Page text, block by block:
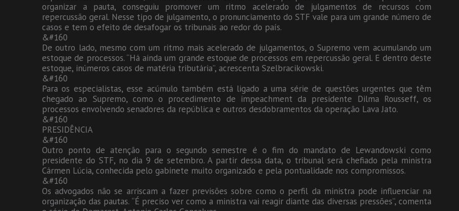
organizar a pauta, conseguiu promover um ritmo acelerado de julgamentos de recursos com
repercussão geral. Nesse tipo de julgamento, o pronunciamento do STF vale para um grande número de
casos e tem o efeito de desafogar os tribunais ao redor do país.
&#160
De outro lado, mesmo com um ritmo mais acelerado de julgamentos, o Supremo vem acumulando um
estoque de processos. “Há ainda um grande estoque de processos em repercussão geral. E dentro deste
estoque, inúmeros casos de matéria tributária”, acrescenta Szelbracikowski.
&#160
Para os especialistas, esse acúmulo também está ligado a uma série de questões urgentes que têm
chegado ao Supremo, como o procedimento de impeachment da presidente Dilma Rousseff, os
processos envolvendo senadores da república e outros desdobramentos da operação Lava Jato.
&#160
PRESIDÊNCIA
&#160
Outro ponto de atenção para o segundo semestre é o fim do mandato de Lewandowski como
presidente do STF, no dia 9 de setembro. A partir dessa data, o tribunal será chefiado pela ministra
Cármen Lúcia, conhecida pelo gabinete muito organizado e pela pontualidade nos compromissos.
&#160
Os advogados não se arriscam a fazer previsões sobre como o perfil da ministra pode influenciar na
organização das pautas. “É preciso ver como a ministra vai reagir diante das diversas pressões”, comenta